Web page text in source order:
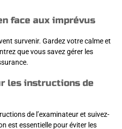
face aux imprévus
survenir. Gardez votre calme et
que vous savez gérer les
les instructions de
de l’examinateur et suivez-
est essentielle pour éviter les